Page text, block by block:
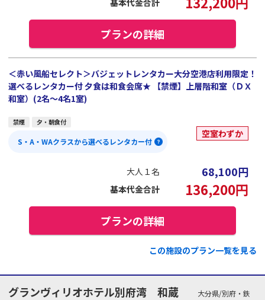
プランの詳細
＜赤い風船セレクト＞バジェットレンタカー大分空港店利用限定！
選べるレンタカー付 夕食は和食会席★ 【禁煙】上層階和室（ＤＸ
和室）(2名～4名1室)
禁煙 夕・朝食付
S・A・WAクラスから選べるレンタカー付
空室わずか
大人１名 68,100円
基本代金合計 136,200円
プランの詳細
この施設のプラン一覧を見る
グランヴィリオホテル別府湾 和蔵
大分県/別府・鉄